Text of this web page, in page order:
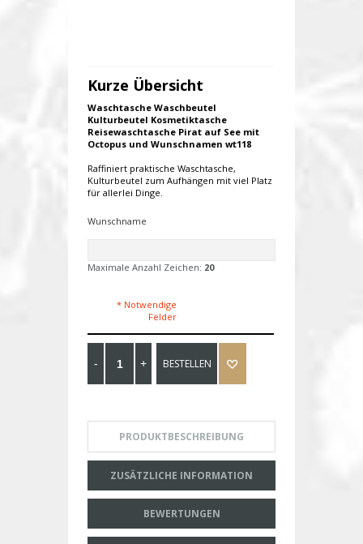
Kurze Übersicht
Waschtasche Waschbeutel
Kulturbeutel Kosmetiktasche
Reisewaschtasche Pirat auf See mit
Octopus und Wunschnamen wt118
Raffiniert praktische Waschtasche,
Kulturbeutel zum Aufhängen mit viel Platz
für allerlei Dinge.
Wunschname
Maximale Anzahl Zeichen: 20
* Notwendige
Felder
BESTELLEN
PRODUKTBESCHREIBUNG
ZUSÄTZLICHE INFORMATION
BEWERTUNGEN